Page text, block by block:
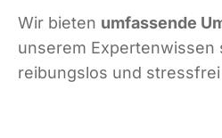
Wir bieten umfassende
unserem Expertenwissen
reibungslos und